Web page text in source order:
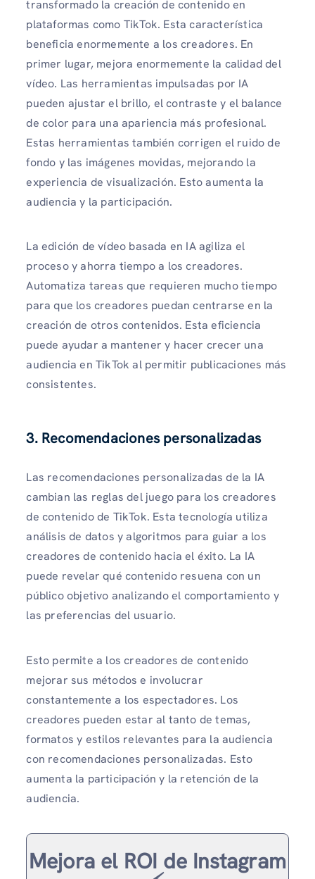
transformado la creación de contenido en
plataformas como TikTok. Esta característica
beneficia enormemente a los creadores. En
primer lugar, mejora enormemente la calidad del
vídeo. Las herramientas impulsadas por IA
pueden ajustar el brillo, el contraste y el balance
de color para una apariencia más profesional.
Estas herramientas también corrigen el ruido de
fondo y las imágenes movidas, mejorando la
experiencia de visualización. Esto aumenta la
audiencia y la participación.
La edición de vídeo basada en IA agiliza el
proceso y ahorra tiempo a los creadores.
Automatiza tareas que requieren mucho tiempo
para que los creadores puedan centrarse en la
creación de otros contenidos. Esta eficiencia
puede ayudar a mantener y hacer crecer una
audiencia en TikTok al permitir publicaciones más
consistentes.
3. Recomendaciones personalizadas
Las recomendaciones personalizadas de la IA
cambian las reglas del juego para los creadores
de contenido de TikTok. Esta tecnología utiliza
análisis de datos y algoritmos para guiar a los
creadores de contenido hacia el éxito. La IA
puede revelar qué contenido resuena con un
público objetivo analizando el comportamiento y
las preferencias del usuario.
Esto permite a los creadores de contenido
mejorar sus métodos e involucrar
constantemente a los espectadores. Los
creadores pueden estar al tanto de temas,
formatos y estilos relevantes para la audiencia
con recomendaciones personalizadas. Esto
aumenta la participación y la retención de la
audiencia.
Mejora el ROI de Instagram